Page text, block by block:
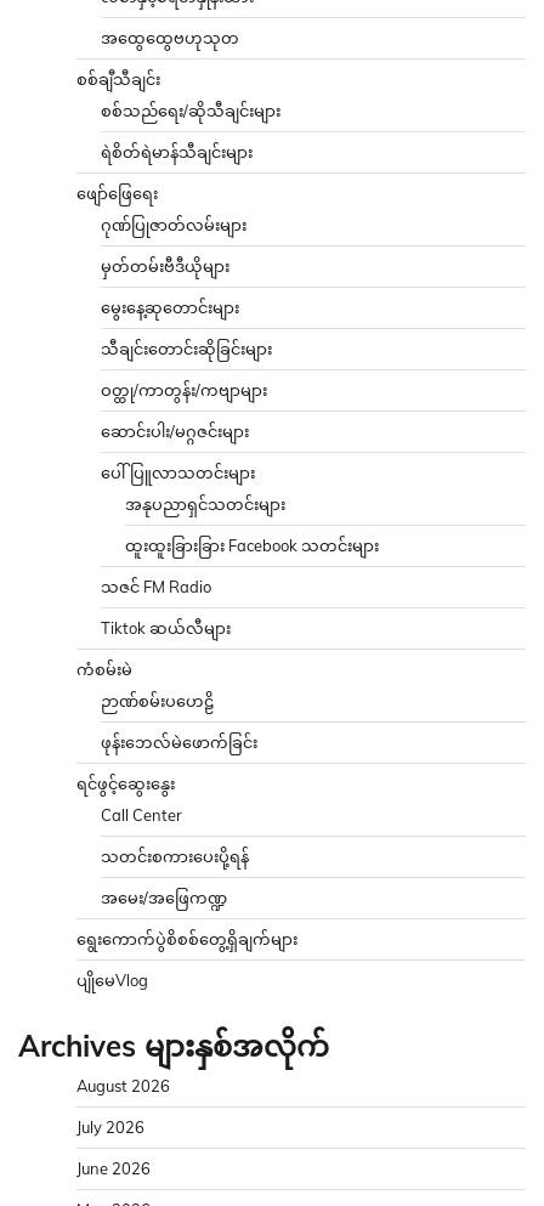
အထွေထွေဗဟုသုတ
စစ်ချီသီချင်း
စစ်သည်ရေး/ဆိုသီချင်းများ
ရဲစိတ်ရဲမာန်သီချင်းများ
ဖျော်ဖြေရေး
ဂုဏ်ပြုဇာတ်လမ်းများ
မှတ်တမ်းဗီဒီယိုများ
မွေးနေ့ဆုတောင်းများ
သီချင်းတောင်းဆိုခြင်းများ
ဝတ္ထု/ကာတွန်း/ကဗျာများ
ဆောင်းပါး/မဂ္ဂဇင်းများ
ပေါ်ပြူလာသတင်းများ
အနုပညာရှင်သတင်းများ
ထူးထူးခြားခြား Facebook သတင်းများ
သဇင် FM Radio
Tiktok ဆယ်လီများ
ကံစမ်းမဲ
ဉာဏ်စမ်းပဟေဠိ
ဖုန်းဘေလ်မဲဖောက်ခြင်း
ရင်ဖွင့်ဆွေးနွေး
Call Center
သတင်းစကားပေးပို့ရန်
အမေး/အဖြေကဏ္ဍ
ရွေးကောက်ပွဲစိစစ်တွေ့ရှိချက်များ
ပျိုမေVlog
Archives များနှစ်အလိုက်
August 2026
July 2026
June 2026